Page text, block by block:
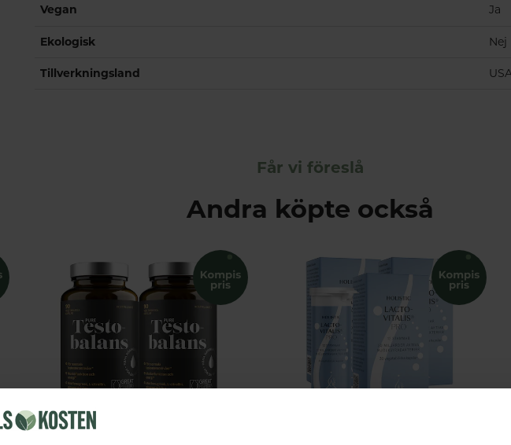
Vegan Ja
Ekologisk Nej
Tillverkningsland
Får vi föreslå
Andra köpte också
Marint Kollagen + Hyaluronsyra Ekonomipack 2x120k Testobalans Ekonomipack 2x90k